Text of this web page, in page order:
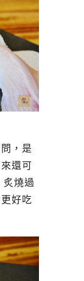
，是
還可
炙燒過
好吃